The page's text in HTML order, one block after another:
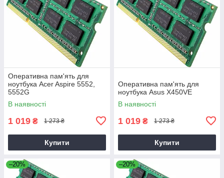
Оперативна пам'ять для
ноутбука Acer Aspire 5552,
5552G
В наявності
1 019 ₴ 1 273 ₴
Купити
Оперативна пам'ять для
ноутбука Asus X450VE
В наявності
1 019 ₴ 1 273 ₴
Купити
–20% –20%